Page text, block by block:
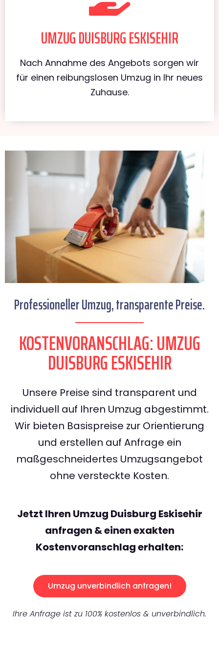
UMZUG DUISBURG ESKISEHIR
Nach Annahme des Angebots sorgen wir
für einen reibungslosen Umzug in Ihr neues
Zuhause.
Professioneller Umzug, transparente Preise.
KOSTENVORANSCHLAG: UMZUG
DUISBURG ESKISEHIR
Unsere Preise sind transparent und
individuell auf Ihren Umzug abgestimmt.
Wir bieten Basispreise zur Orientierung
und erstellen auf Anfrage ein
maßgeschneidertes Umzugsangebot
ohne versteckte Kosten.
Jetzt Ihren Umzug Duisburg Eskisehir
anfragen & einen exakten
Kostenvoranschlag erhalten:
Umzug unverbindlich anfragen!
Ihre Anfrage ist zu 100% kostenlos & unverbindlich.